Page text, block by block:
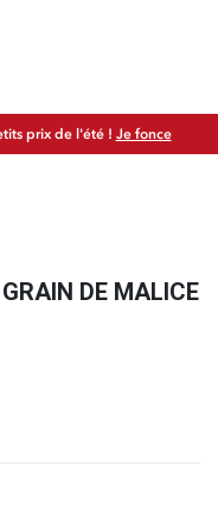
prix de l'été ! Je fonce
DE MALICE